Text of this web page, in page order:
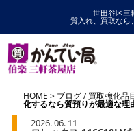
世田谷区三
質入れ、買取なら
HOME ブログ/買取強化品
化するなら質預りが最適な理
2026. 06. 11